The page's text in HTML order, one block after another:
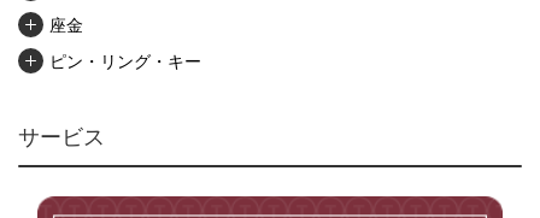
座金
ピン・リング・キー
アンカー・プラグ
ユニファイねじ
サービス